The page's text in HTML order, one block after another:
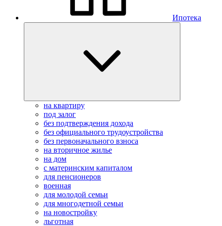
Ипотека
на квартиру
под залог
без подтверждения дохода
без официального трудоустройства
без первоначального взноса
на вторичное жилье
на дом
с материнским капиталом
для пенсионеров
военная
для молодой семьи
для многодетной семьи
на новостройку
льготная